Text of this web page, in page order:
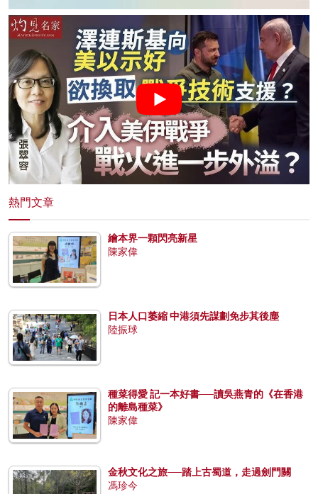
熱門文章
繪本界一顆閃亮新星
陳家偉
日本人口萎縮 中港須先謀劃免步其後塵
陸振球
種菜得愛 記一本好書──讀吳燕青的《在香港
的離島種菜》
陳家偉
金秋文化之旅──踏上古蜀道，走過劍門關
馮珍今